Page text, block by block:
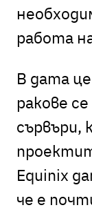
работа
В дата
ракове
сървъри,
Equinix
че е